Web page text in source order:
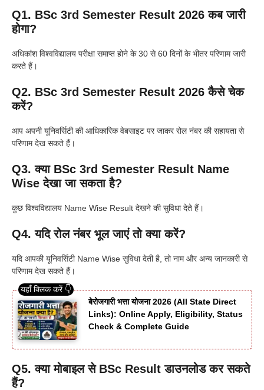
Q1. BSc 3rd Semester Result 2026 कब जारी
होगा?
अधिकांश विश्वविद्यालय परीक्षा समाप्त होने के 30 से 60 दिनों के भीतर परिणाम जारी
करते हैं।
Q2. BSc 3rd Semester Result 2026 कैसे चेक
करें?
आप अपनी यूनिवर्सिटी की आधिकारिक वेबसाइट पर जाकर रोल नंबर की सहायता से
परिणाम देख सकते हैं।
Q3. क्या BSc 3rd Semester Result Name
Wise देखा जा सकता है?
कुछ विश्वविद्यालय Name Wise Result देखने की सुविधा देते हैं।
Q4. यदि रोल नंबर भूल जाएं तो क्या करें?
यदि आपकी यूनिवर्सिटी Name Wise सुविधा देती है, तो नाम और अन्य जानकारी से
परिणाम देख सकते हैं।
बेरोजगारी भत्ता योजना 2026 (All State Direct
Links): Online Apply, Eligibility, Status
Check & Complete Guide
Q5. क्या मोबाइल से BSc Result डाउनलोड कर सकते
हैं?